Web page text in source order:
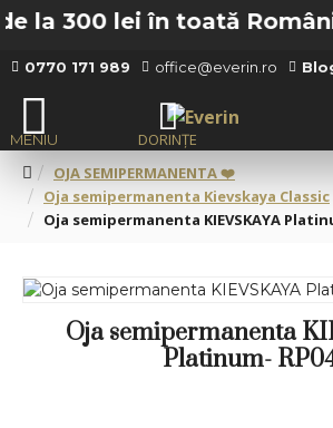
300 lei în toată România
0770 171 989 office@everin.ro
OJA SEMIPERMANENTA ❤️
Oja semipermanenta Kievskaya Classic
Oja semipermanenta KIEVSKAYA
Oja semipermanenta
Platinum-